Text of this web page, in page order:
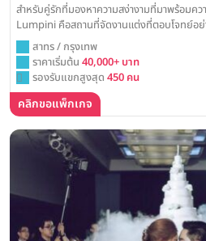
สำหรับคู่รักที่มองหาความสง่างามที่มาพร้อมคว
Lumpini คือสถานที่จัดงานแต่งที่ตอบโจทย์อย่
พร้อมรองรับทุกความต้องการ และทีมงานมือ
สาทร / กรุงเทพ
ราคาเริ่มต้น 40,000+ บาท
รองรับแขกสูงสุด 450 คน
คลิกขอแพ็กเกจ